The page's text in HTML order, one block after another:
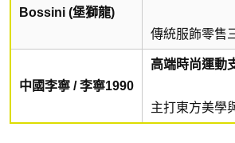
Bossini (堡獅龍)
傳統服飾零售
中國李寧 / 李寧1990
高端時尚運動
主打東方美學